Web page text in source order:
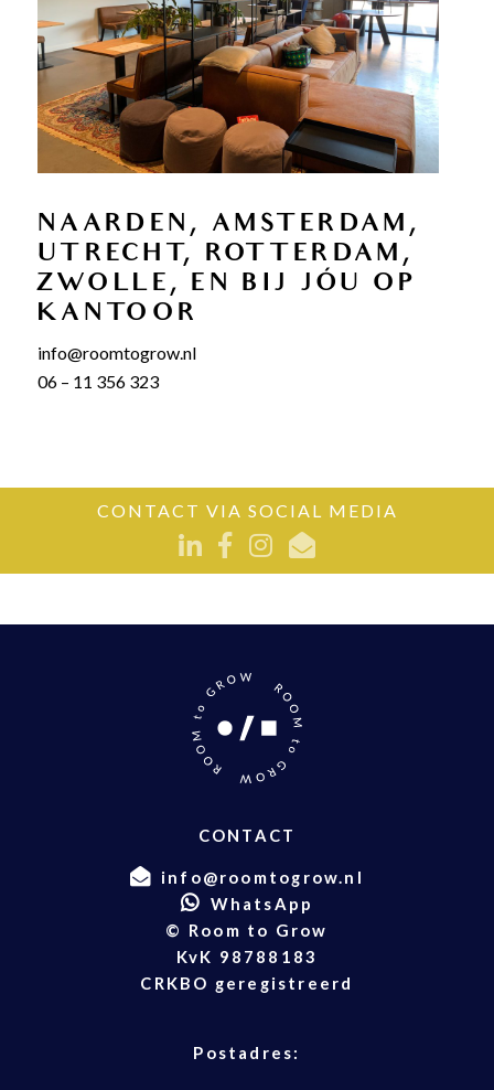
NAARDEN, AMSTERDAM,
UTRECHT, ROTTERDAM,
ZWOLLE, EN BIJ JÓU OP
KANTOOR
info@roomtogrow.nl
06 – 11 356 323
CONTACT VIA SOCIAL MEDIA
CONTACT
info@roomtogrow.nl
WhatsApp
© Room to Grow
KvK 98788183
CRKBO geregistreerd
Postadres: